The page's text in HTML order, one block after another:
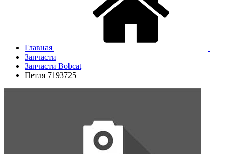
Главная
Запчасти
Запчасти Bobcat
Петля 7193725